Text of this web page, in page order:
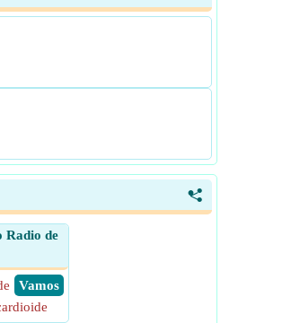
<
Radio de
​ Vamos